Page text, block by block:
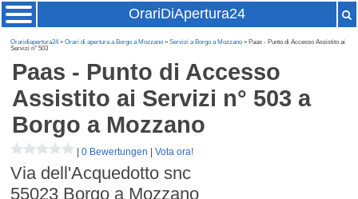
OrariDiApertura24
Oraridiapertura24»Orari di apertura a Borgo a Mozzano »Servizi a Borgo a Mozzano » Paas - Punto di Accesso Assistito ai
Servizi n° 503
Paas - Punto di Accesso
Assistito ai Servizi n° 503 a
Borgo a Mozzano
|0 Bewertungen |Vota ora!
Via dell'Acquedotto snc
55023 Borgo a Mozzano